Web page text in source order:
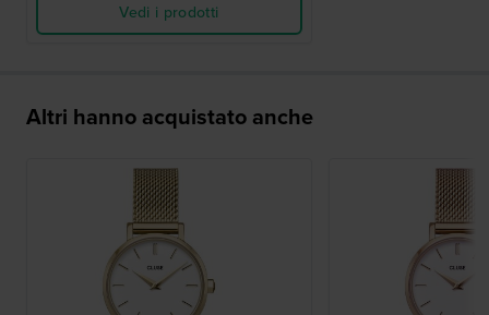
Vedi i prodotti
Altri hanno acquistato anche